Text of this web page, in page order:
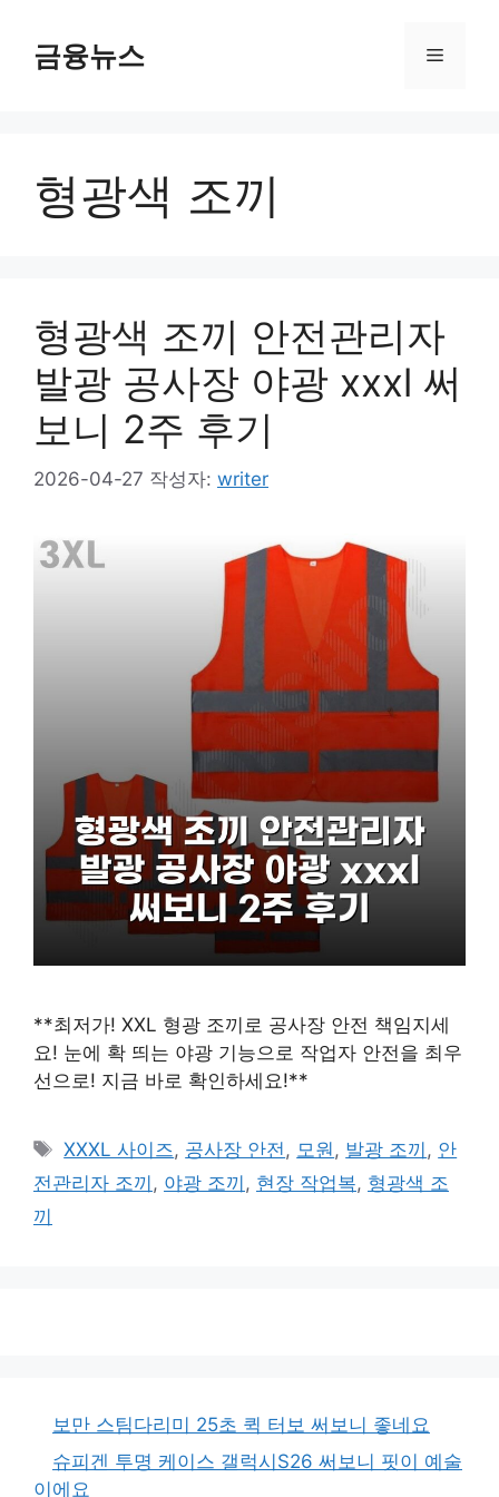
금융뉴스 메
형광색 조끼
형광색 조끼 안전관리자
발광 공사장 야광 xxxl 써
보니 2주 후기
2026-04-27 작성자: writer
**최저가! XXL 형광 조끼로 공사장 안전 책임지세
요! 눈에 확 띄는 야광 기능으로 작업자 안전을 최우
선으로! 지금 바로 확인하세요!**
태
그
XXXL 사이즈 , 공사장 안전 , 모원 , 발광 조끼 , 안
전관리자 조끼 , 야광 조끼 , 현장 작업복, 형광색 조
끼
보만 스팀다리미 25초 퀵 터보 써보니 좋네요
슈피겐 투명 케이스 갤럭시S26 써보니 핏이 예술
이에요